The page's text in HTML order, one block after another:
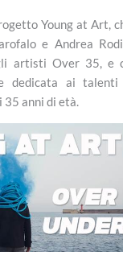
Young at Art,
e Andrea
artisti Over 35, e
dedicata ai
35 anni di età.